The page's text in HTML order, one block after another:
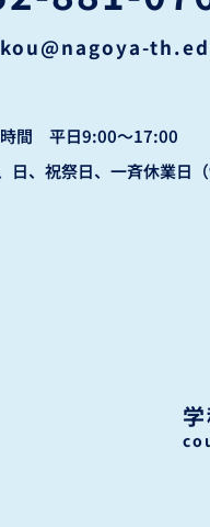
@nagoya-
間　平日9:00〜17:00
日、祝祭日、一斉休業日